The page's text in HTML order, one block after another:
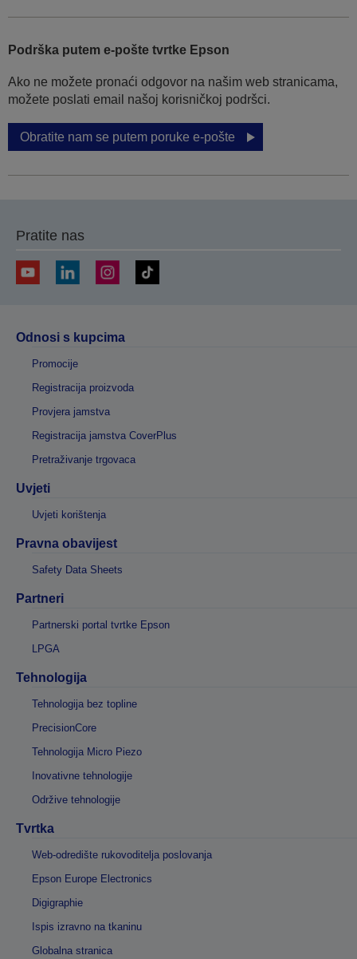
Podrška putem e-pošte tvrtke Epson
Ako ne možete pronaći odgovor na našim web stranicama,
možete poslati email našoj korisničkoj podršci.
Obratite nam se putem poruke e-pošte
Pratite nas
Odnosi s kupcima
Promocije
Registracija proizvoda
Provjera jamstva
Registracija jamstva CoverPlus
Pretraživanje trgovaca
Uvjeti
Uvjeti korištenja
Pravna obavijest
Safety Data Sheets
Partneri
Partnerski portal tvrtke Epson
LPGA
Tehnologija
Tehnologija bez topline
PrecisionCore
Tehnologija Micro Piezo
Inovativne tehnologije
Održive tehnologije
Tvrtka
Web-odredište rukovoditelja poslovanja
Epson Europe Electronics
Digigraphie
Ispis izravno na tkaninu
Globalna stranica